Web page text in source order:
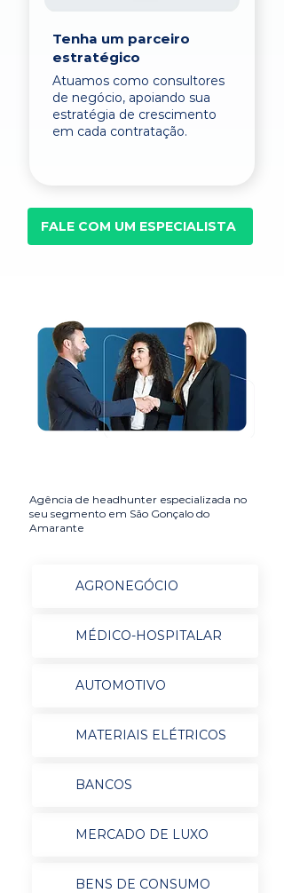
Tenha um parceiro
estratégico
Atuamos como consultores
de negócio, apoiando sua
estratégia de crescimento
em cada contratação.
FALE COM UM ESPECIALISTA
Agência de headhunter especializada no
seu segmento em São Gonçalo do
Amarante
AGRONEGÓCIO
MÉDICO-HOSPITALAR
AUTOMOTIVO
MATERIAIS ELÉTRICOS
BANCOS
MERCADO DE LUXO
BENS DE CONSUMO